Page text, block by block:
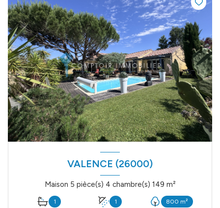
VALENCE (26000)
Maison 5 pièce(s) 4 chambre(s) 149 m²
1 1 800 m²